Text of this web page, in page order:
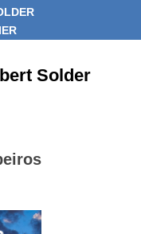
Solder